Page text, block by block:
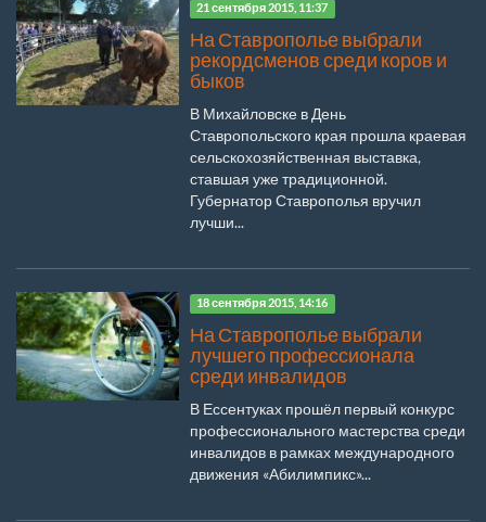
21 сентября 2015, 11:37
На Ставрополье выбрали
рекордсменов среди коров и
быков
В Михайловске в День
Ставропольского края прошла краевая
сельскохозяйственная выставка,
ставшая уже традиционной.
Губернатор Ставрополья вручил
лучши...
18 сентября 2015, 14:16
На Ставрополье выбрали
лучшего профессионала
среди инвалидов
В Ессентуках прошёл первый конкурс
профессионального мастерства среди
инвалидов в рамках международного
движения «Абилимпикс»...